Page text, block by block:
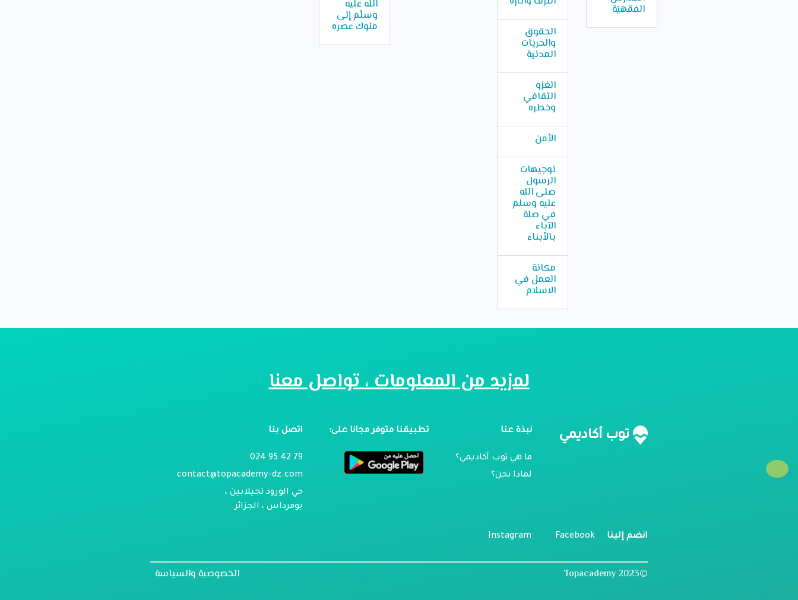
الفقهيّة
الحقوق
والحريات
المدنية
الغزو
الثقافي
وخطره
الأمن
توجيهات
الرسول
صلى الله
عليه وسلم
في صلة
الآباء
بالأبناء
مكانة
العمل في
الاسلام
الله عليه
وسلّم إلى
ملوك عصره
لمزيد من المعلومات ، تواصل معنا
توب أكاديمي نبذة عنا
ما هي توب أكاديمي؟
لماذا نحن؟
تطبيقنا متوفر مجانا على: اتصل بنا
79 42 95 024
contact@topacademy-dz.com
حي الورود تجيلابين ،
بومرداس ، الجزائر.
انضم إلينا Facebook
Instagram
©2023 Topacademy الخصوصية والسياسة